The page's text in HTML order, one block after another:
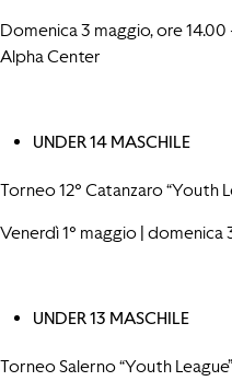
Domenica 3 maggio, ore
Alpha Center
UNDER 14 MASCHILE
Torneo 12° Catanzaro “Youth
Venerdì 1° maggio | domenica
UNDER 13 MASCHILE
Torneo Salerno “Youth